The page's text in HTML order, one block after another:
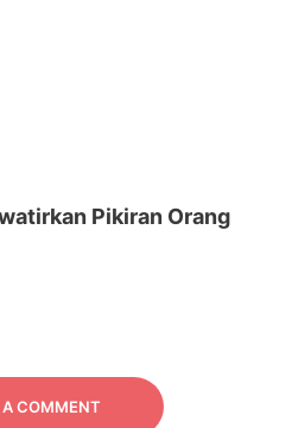
Pikiran Orang
A COMMENT